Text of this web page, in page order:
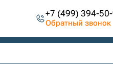
+7 (499) 394-
Обратный звонок